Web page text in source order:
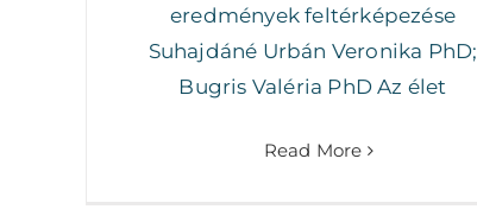
eredmények feltérképezése
Suhajdáné Urbán Veronika PhD;
Bugris Valéria PhD Az élet
Read More